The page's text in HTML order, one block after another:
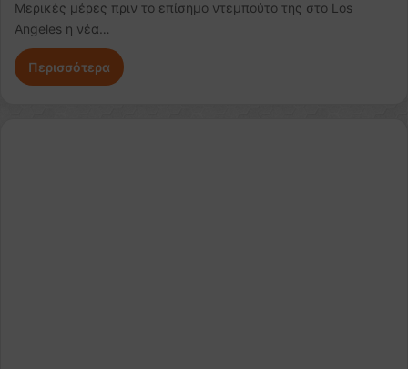
Μερικές μέρες πριν το επίσημο ντεμπούτο της στο Los
Angeles η νέα…
Περισσότερα